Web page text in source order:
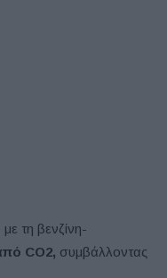
τη βενζίνη-
CO2, συμβάλλοντας